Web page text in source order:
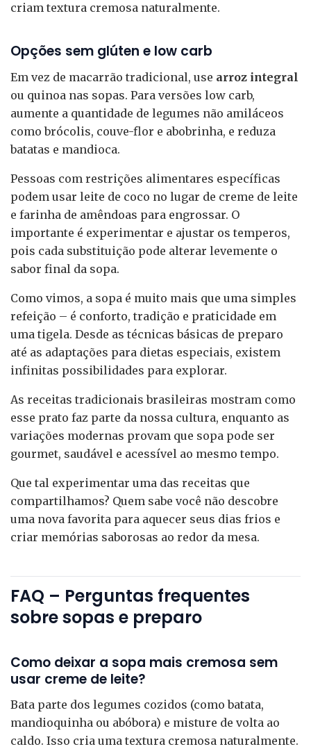
criam textura cremosa naturalmente.
Opções sem glúten e low carb
Em vez de macarrão tradicional, use arroz integral
ou quinoa nas sopas. Para versões low carb,
aumente a quantidade de legumes não amiláceos
como brócolis, couve-flor e abobrinha, e reduza
batatas e mandioca.
Pessoas com restrições alimentares específicas
podem usar leite de coco no lugar de creme de leite
e farinha de amêndoas para engrossar. O
importante é experimentar e ajustar os temperos,
pois cada substituição pode alterar levemente o
sabor final da sopa.
Como vimos, a sopa é muito mais que uma simples
refeição – é conforto, tradição e praticidade em
uma tigela. Desde as técnicas básicas de preparo
até as adaptações para dietas especiais, existem
infinitas possibilidades para explorar.
As receitas tradicionais brasileiras mostram como
esse prato faz parte da nossa cultura, enquanto as
variações modernas provam que sopa pode ser
gourmet, saudável e acessível ao mesmo tempo.
Que tal experimentar uma das receitas que
compartilhamos? Quem sabe você não descobre
uma nova favorita para aquecer seus dias frios e
criar memórias saborosas ao redor da mesa.
FAQ – Perguntas frequentes
sobre sopas e preparo
Como deixar a sopa mais cremosa sem
usar creme de leite?
Bata parte dos legumes cozidos (como batata,
mandioquinha ou abóbora) e misture de volta ao
caldo. Isso cria uma textura cremosa naturalmente.